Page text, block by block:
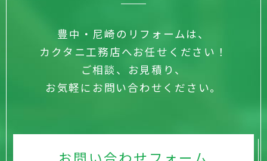
豊中・尼崎のリフォームは、
カクタニ工務店へお任せください！
ご相談、お見積り、
お気軽にお問い合わせください。